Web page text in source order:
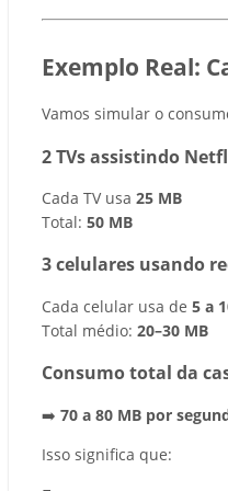
Exemplo Real:
Vamos simular o
2 TVs assistindo
Cada TV usa 25 MB
Total: 50 MB
3 celulares usando
Cada celular usa de 5 a
Total médio: 20–30 MB
Consumo total da
➡️ 70 a 80 MB por
Isso significa que: